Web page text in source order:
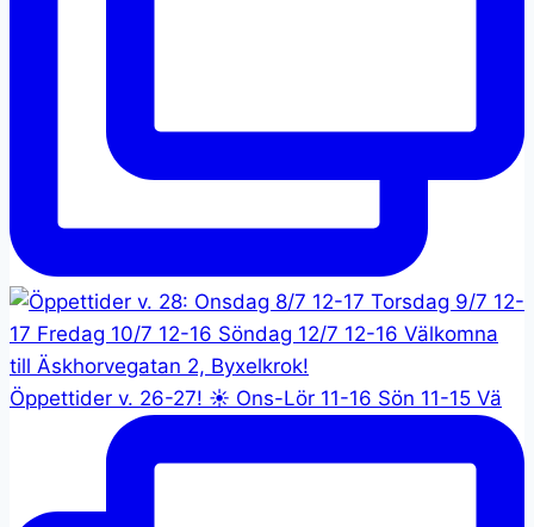
Öppettider v. 26-27! ☀️ Ons-Lör 11-16 Sön 11-15 Vä